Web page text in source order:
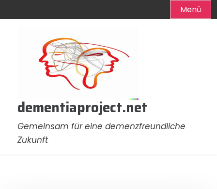
Menü
dementiaproject.net
Gemeinsam für eine demenzfreundliche
Zukunft